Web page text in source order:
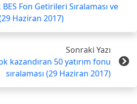
Fon Getirileri Sıralaması ve
Haziran 2017)
Sonraki Yazı
kazandıran 50 yatırım fonu
sıralaması (29 Haziran 2017)